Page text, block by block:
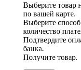
Выберите товар
по вашей карте.
Выберите
количество
Подтвердите
банка.
Получите товар.